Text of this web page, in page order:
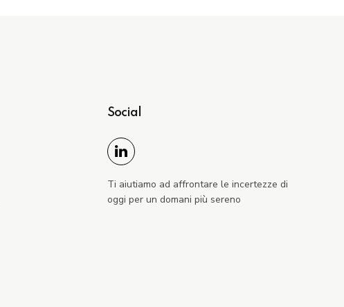
Social
Ti aiutiamo ad affrontare le incertezze di
oggi per un domani più sereno